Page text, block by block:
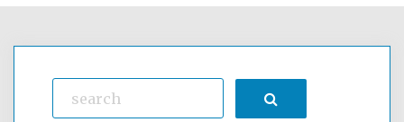
Search